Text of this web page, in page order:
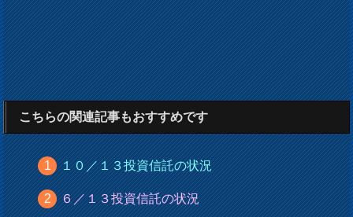
こちらの関連記事もおすすめです
１０／１３投資信託の状況
６／１３投資信託の状況